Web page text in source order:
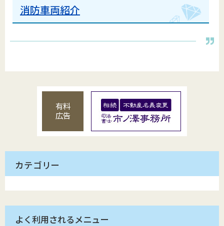
消防車両紹介
有料
広告
カテゴリー
よく利用されるメニュー